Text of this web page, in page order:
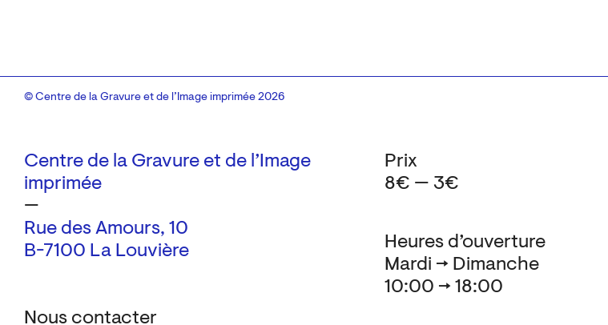
Centre de la Gravure et de l’Image
imprimée
—
Rue des Amours, 10
B-7100 La Louvière
Nous contacter
Heures d’ouverture
Mardi → Dimanche
10:00 → 18:00
Prix
8€ — 3€
© Centre de la Gravure et de l’Image imprimée 2026